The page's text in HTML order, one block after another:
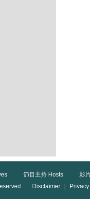
節目主持 Hosts
影
Disclaimer Privacy